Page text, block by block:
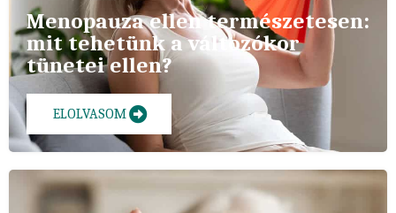
Menopauza ellen természetesen:
mit tehetünk a változókor
tünetei ellen?
ELOLVASOM